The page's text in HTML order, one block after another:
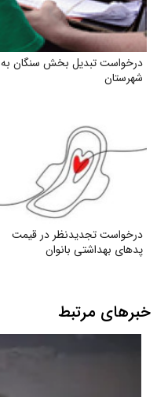
درخواست تبدیل بخش سنگان به
شهرستان
درخواست تجدیدنظر در قیمت
پدهای بهداشتی بانوان
خبرهای مرتبط